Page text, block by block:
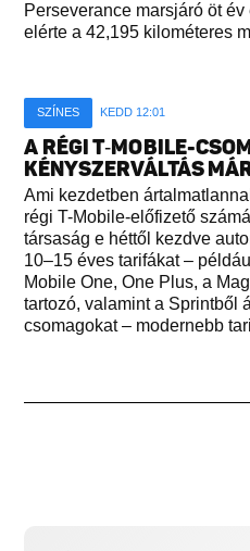
Perseverance marsjáró öt
elérte a 42,195 kilométeres
SZÍNES KEDD 12:01
A RÉGI T‑MOBILE-
KÉNYSZERVÁLTÁS
Ami kezdetben
régi T-Mobile-előfizető
társaság e héttől kezdve
10–15 éves tarifákat –
Mobile One, One Plus, a
tartozó, valamint a Sprintből
csomagokat – modernebb